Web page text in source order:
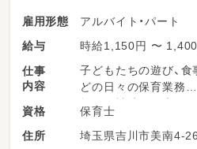
※正職員（正社員）採用
雇用形態
アルバイト・パート
給与
時給1,150円 〜
仕事
内容
子どもたちの遊び、食
どの日々の保育業務
担任の補助です未経
心して下さい★
難しい書類はありま
資格
保育士
住所
埼玉県吉川市美南4-